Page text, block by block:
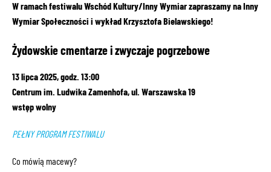
W ramach festiwalu Wschód Kultury/Inny Wymiar zapraszamy na Inny
Wymiar Społeczności i wykład Krzysztofa Bielawskiego!
Żydowskie cmentarze i zwyczaje pogrzebowe
13 lipca 2025, godz. 13:00
Centrum im. Ludwika Zamenhofa, ul. Warszawska 19
wstęp wolny
PEŁNY PROGRAM FESTIWALU
Co mówią macewy?